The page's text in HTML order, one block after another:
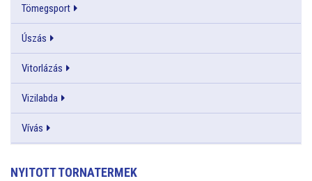
Tömegsport
Úszás
Vitorlázás
Vizilabda
Vívás
NYITOTT TORNATERMEK